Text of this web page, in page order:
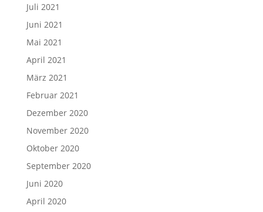
Juli 2021
Juni 2021
Mai 2021
April 2021
März 2021
Februar 2021
Dezember 2020
November 2020
Oktober 2020
September 2020
Juni 2020
April 2020